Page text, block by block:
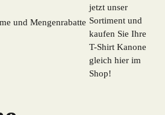
und Mengenrabatte
jetzt unser
Sortiment und
kaufen Sie Ihre
T-Shirt Kanone
gleich hier im
Shop!